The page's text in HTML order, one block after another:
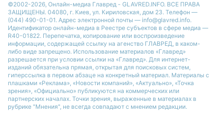
©2002-2026, Онлайн-медиа Главред - GLAVRED.INFO. ВСЕ ПРАВА
ЗАЩИЩЕНЫ. 04080, г. Киев, ул. Кириловская, дом 23. Телефон —
(044) 490-01-01. Адрес электронной почты — info@glavred.info.
Идентификатор онлайн-медиа в Реестре cубъектов в сфере медиа —
R40-01822. Перепечатка, копирование или воспроизведение
информации, содержащей ссылку на агенство ГЛАВРЕД, в каком-
либо виде запрещено. Использование материалов «Главред»
разрешается при условии ссылки на «Главред». Для интернет-
изданий обязательна прямая, открытая для поисковых систем,
гиперссылка в первом абзаце на конкретный материал. Материалы с
плашками «Реклама», «Новости компаний», «Актуально», «Точка
зрения», «Официально» публикуются на коммерческих или
партнерских началах. Точки зрения, выраженные в материалах в
рубрике "Мнения", не всегда совпадают с мнением редакции.